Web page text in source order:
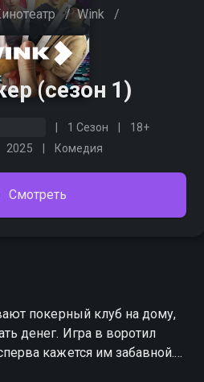
/ Wink /
(сезон 1)
1 Сезон
18+
2025 Комедия
Смотреть
покерный клуб на дому,
денег. Игра в воротил
кажется им забавной.
когда один из